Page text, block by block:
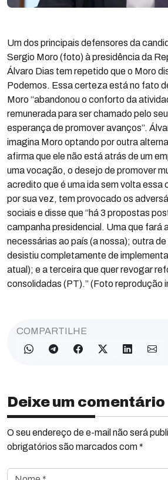
Um dos principais defensores da
Sergio Moro (foto) à presidência da
Álvaro Dias tem repetido que o Moro
Podemos. Essa certeza está no fato
Moro “abandonou o conforto da
remunerada para ser chamado pelo
esperança de promover avanços”.
imagina Moro optando por outra
afirma que ele não está atrás de um
uma vocação, o desejo de promover
acredito que é uma ida sem volta essa
por sua vez, tem provocado os
sociais e disse que “há 3 propostas
campanha presidencial. Uma que fará
necessárias ao país (a nossa); outra
desistiu completamente de
atual); e a terceira que quer revogar
consolidadas (PT).” (Foto reprodução
COMPARTILHE
Deixe um comentário
O seu endereço de e-mail não será
obrigatórios são marcados com *
Nome *